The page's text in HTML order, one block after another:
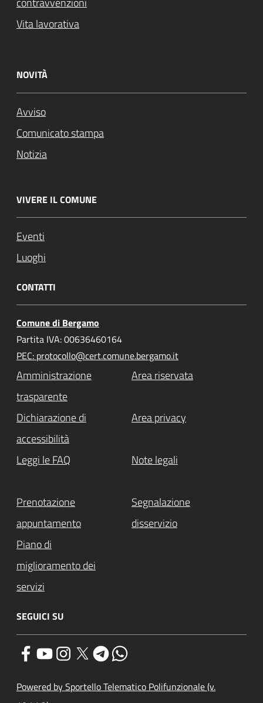
Vita lavorativa
NOVITÀ
Avviso
Comunicato stampa
Notizia
VIVERE IL COMUNE
Eventi
Luoghi
CONTATTI
Comune di Bergamo
Partita IVA: 00636460164
PEC: protocollo@cert.comune.bergamo.it
Amministrazione
trasparente
Area riservata
Dichiarazione di
accessibilità
Area privacy
Leggi le FAQ Note legali
Prenotazione
appuntamento
Segnalazione
disservizio
Piano di
miglioramento dei
servizi
SEGUICI SU
Powered by Sportello Telematico Polifunzionale (v.